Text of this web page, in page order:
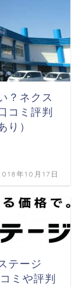
？ネクス
コミ評判
り）
年10月17日
テージ
ミや評判